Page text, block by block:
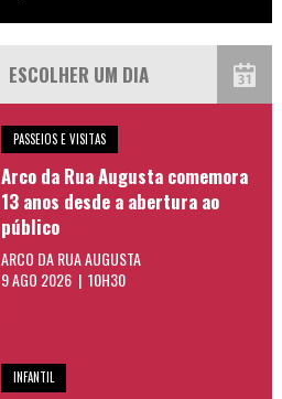
PASSEIOS E VISITAS
Arco da Rua Augusta comemora
13 anos desde a abertura ao
público
ARCO DA RUA AUGUSTA
9 AGO 2026 | 10H30
INFANTIL